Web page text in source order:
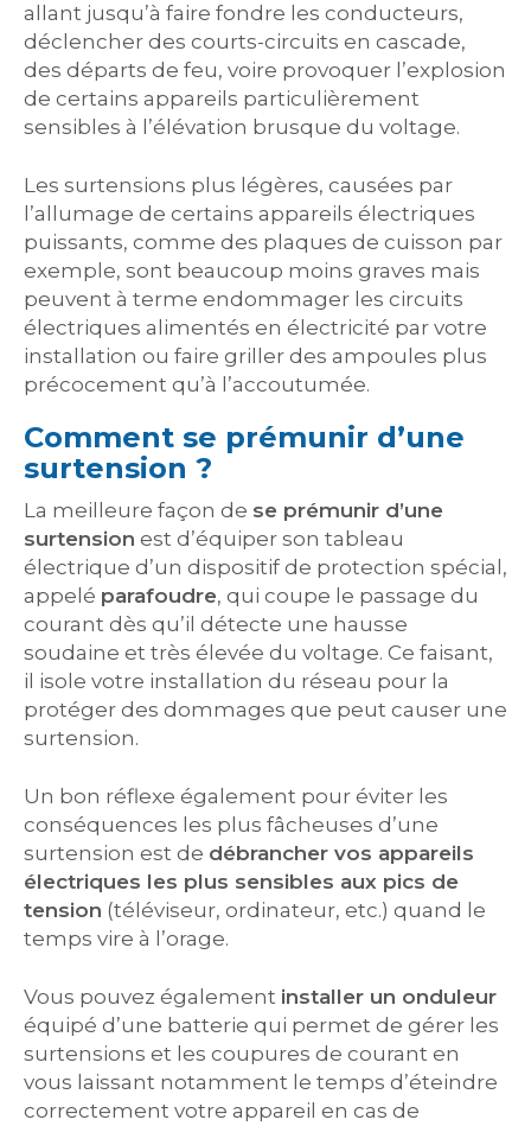
allant jusqu’à faire fondre les conducteurs,
déclencher des courts-circuits en cascade,
des départs de feu, voire provoquer l’explosion
de certains appareils particulièrement
sensibles à l’élévation brusque du voltage.
Les surtensions plus légères, causées par
l’allumage de certains appareils électriques
puissants, comme des plaques de cuisson par
exemple, sont beaucoup moins graves mais
peuvent à terme endommager les circuits
électriques alimentés en électricité par votre
installation ou faire griller des ampoules plus
précocement qu’à l’accoutumée.
Comment se prémunir d’une
surtension ?
La meilleure façon de se prémunir d’une
surtension est d’équiper son tableau
électrique d’un dispositif de protection spécial,
appelé parafoudre, qui coupe le passage du
courant dès qu’il détecte une hausse
soudaine et très élevée du voltage. Ce faisant,
il isole votre installation du réseau pour la
protéger des dommages que peut causer une
surtension.
Un bon réflexe également pour éviter les
conséquences les plus fâcheuses d’une
surtension est de débrancher vos appareils
électriques les plus sensibles aux pics de
tension (téléviseur, ordinateur, etc.) quand le
temps vire à l’orage.
Vous pouvez également installer un onduleur
équipé d’une batterie qui permet de gérer les
surtensions et les coupures de courant en
vous laissant notamment le temps d’éteindre
correctement votre appareil en cas de